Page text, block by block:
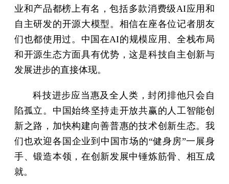
业和产品都榜上有名，包括多款消费级AI应用和
自主研发的开源大模型。相信在座各位记者朋友
们也都使用过。中国在AI的规模应用、全栈布局
和开源生态方面具有优势，这是科技自主创新与
发展进步的直接体现。
科技进步应当惠及全人类，封闭排他只会自
陷孤立。中国始终坚持走开放共赢的人工智能创
新之路，加快构建向善普惠的技术创新生态。我
们也欢迎各国企业到中国市场的“健身房”一展身
手、锻造本领，在创新发展中锤炼筋骨、相互成
就。